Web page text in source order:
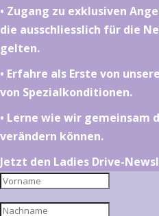
•⁠ ⁠⁠Zugang zu exklusiven
die ausschliesslich für die
gelten.
•⁠ ⁠⁠Erfahre als Erste von
von Spezialkonditionen.
•⁠ ⁠⁠Lerne wie wir gemeinsam
verändern können.
Jetzt den Ladies Drive-